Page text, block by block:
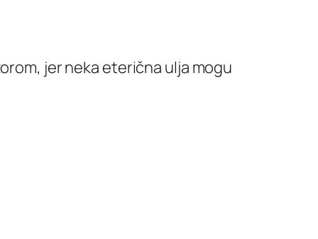
jer neka eterična ulja mogu